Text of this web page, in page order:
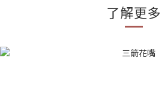
了解更多